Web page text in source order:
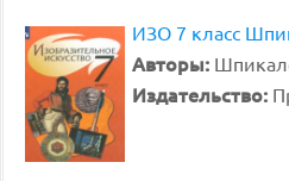
ИЗО 7 класс
Авторы:
Издательство: